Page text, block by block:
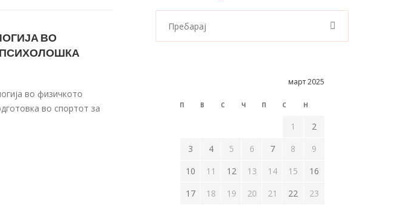
ВО
ПСИХОЛОШКА
во физичкото
во спортот за
март 2025
П В С Ч П С Н
1
2
3
4 5 6 7 8
9
10
11 12 13 14 15
16
17
18 19 20 21 22
23